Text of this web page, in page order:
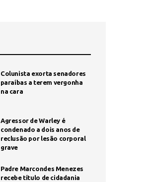
Colunista exorta senadores
paraíbas a terem vergonha
na cara
Agressor de Warley é
condenado a dois anos de
reclusão por lesão corporal
grave
Padre Marcondes Menezes
recebe título de cidadania